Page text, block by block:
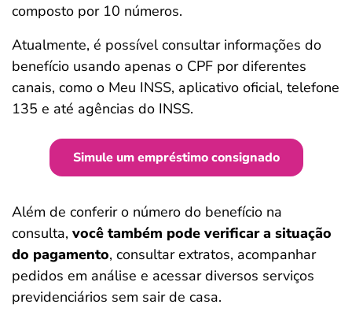
composto por 10 números.
Atualmente, é possível consultar informações do
benefício usando apenas o CPF por diferentes
canais, como o Meu INSS, aplicativo oficial, telefone
135 e até agências do INSS.
Simule um empréstimo consignado
Além de conferir o número do benefício na
consulta, você também pode verificar a situação
do pagamento, consultar extratos, acompanhar
pedidos em análise e acessar diversos serviços
previdenciários sem sair de casa.